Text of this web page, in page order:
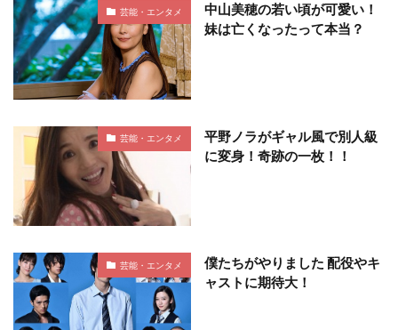
芸能・エンタメ
中山美穂の若い頃が可愛い！
妹は亡くなったって本当？
芸能・エンタメ
平野ノラがギャル風で別人級
に変身！奇跡の一枚！！
芸能・エンタメ
僕たちがやりました 配役やキ
ャストに期待大！